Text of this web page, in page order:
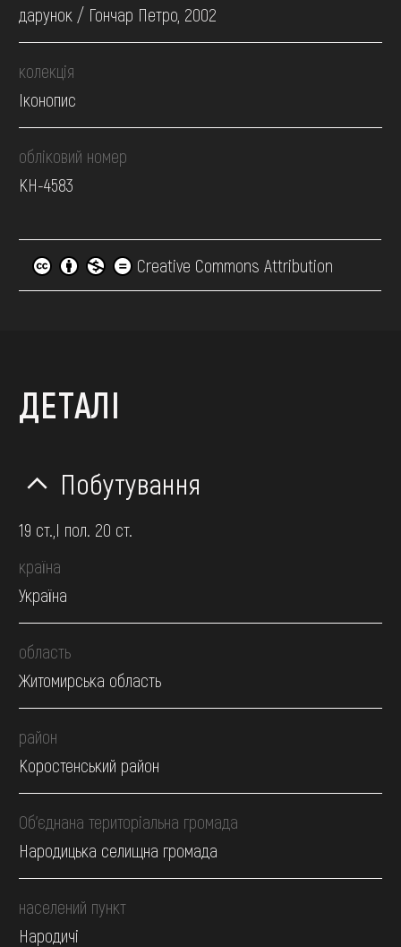
дарунок / Гончар Петро, 2002
колекція
Іконопис
обліковий номер
КН-4583
Creative Commons Attribution
ДЕТАЛІ
Побутування
19 ст.,І пол. 20 ст.
країна
Україна
область
Житомирська область
район
Коростенський район
Об’єднана територіальна громада
Народицька селищна громада
населений пункт
Народичі